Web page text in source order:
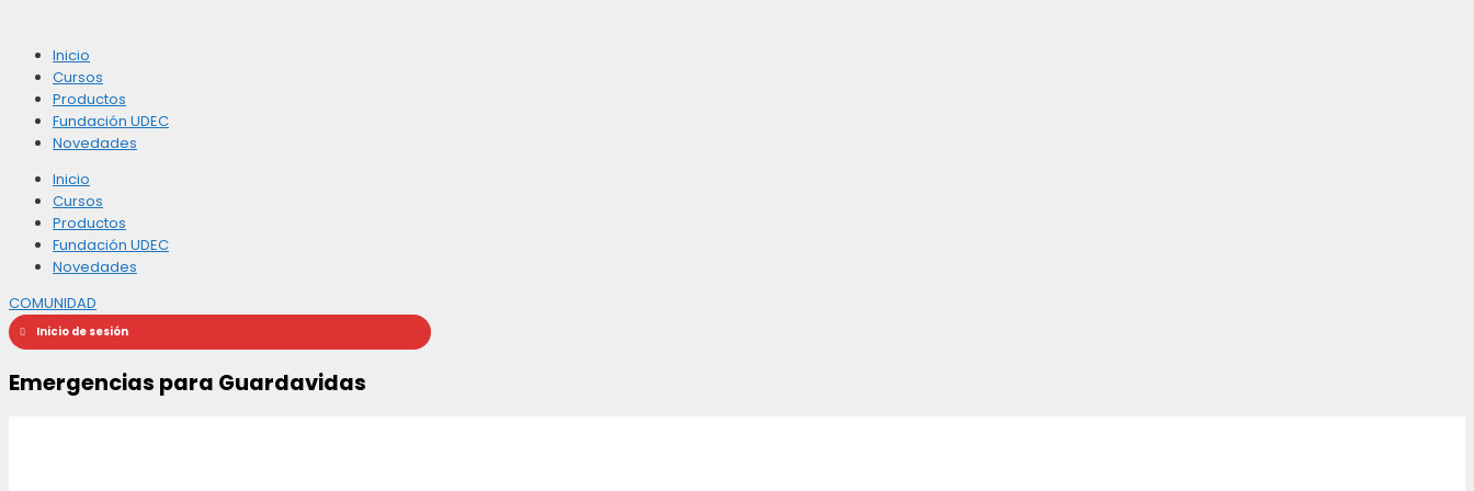
Inicio
Cursos
Productos
Fundación UDEC
Novedades
Inicio
Cursos
Productos
Fundación UDEC
Novedades
COMUNIDAD
Inicio de sesión
Emergencias para Guardavidas